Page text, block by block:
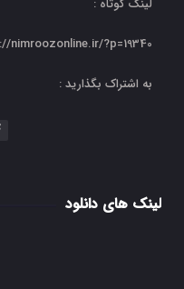
لینک کوتاه :
nimroozonline.ir/?p=19340
به اشتراک بگذارید :
لینک های دانلود